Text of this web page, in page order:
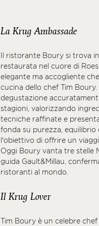
La Krug Ambassade
Il ristorante Boury si trova
restaurata nel cuore di
elegante ma accogliente
cucina dello chef Tim
degustazione
stagioni, valorizzando
tecniche raffinate e
fonda su purezza,
l’obiettivo di offrire un
Oggi Boury vanta tre stelle
guida Gault&Millau,
ristoranti al mondo.
Il Krug Lover
Tim Boury è un celebre